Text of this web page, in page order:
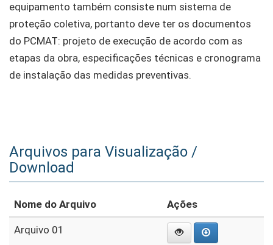
equipamento também consiste num sistema de
proteção coletiva, portanto deve ter os documentos
do PCMAT: projeto de execução de acordo com as
etapas da obra, especificações técnicas e cronograma
de instalação das medidas preventivas.
Arquivos para Visualização /
Download
Nome do Arquivo Ações
Arquivo 01